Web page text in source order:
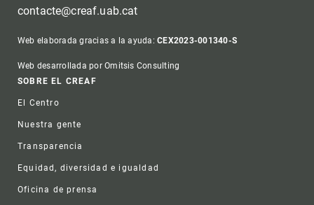
contacte@creaf.uab.cat
Web elaborada gracias a la ayuda:CEX2023-001340-S
Web desarrollada por Omitsis Consulting
Footer
SOBRE EL CREAF
El Centro
Nuestra gente
Transparencia
Equidad, diversidad e igualdad
Oficina de prensa